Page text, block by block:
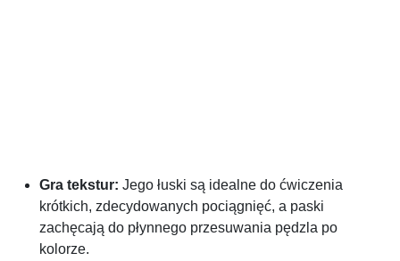
Gra tekstur: Jego łuski są idealne do ćwiczenia
krótkich, zdecydowanych pociągnięć, a paski
zachęcają do płynnego przesuwania pędzla po
kolorze.